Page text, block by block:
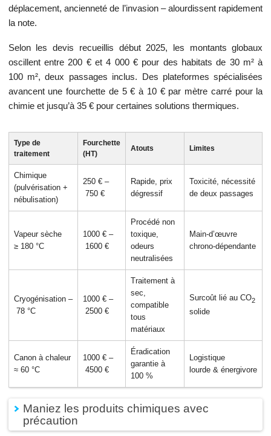
déplacement, ancienneté de l’invasion – alourdissent rapidement
la note.
Selon les devis recueillis début 2025, les montants globaux
oscillent entre 200 € et 4 000 € pour des habitats de 30 m² à
100 m², deux passages inclus. Des plateformes spécialisées
avancent une fourchette de 5 € à 10 € par mètre carré pour la
chimie et jusqu’à 35 € pour certaines solutions thermiques.
Type de
traitement
Fourchette
(HT)
Atouts Limites
Chimique
(pulvérisation +
nébulisation)
250 € –
750 €
Rapide, prix
dégressif
Toxicité, nécessité
de deux passages
Vapeur sèche
≥ 180 °C
1000 € –
1600 €
Procédé non
toxique,
odeurs
neutralisées
Main‑d’œuvre
chrono‑dépendante
Cryogénisation –
78 °C
1000 € –
2500 €
Traitement à
sec,
compatible
tous
matériaux
Surcoût lié au CO2
solide
Canon à chaleur
≈ 60 °C
1000 € –
4500 €
Éradication
garantie à
100 %
Logistique
lourde & énergivore
Maniez les produits chimiques avec
précaution